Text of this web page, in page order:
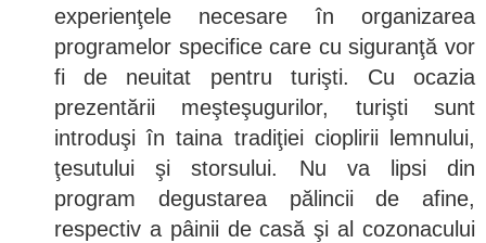
experienţele necesare în organizarea
programelor specifice care cu siguranţă vor
fi de neuitat pentru turişti. Cu ocazia
prezentării meşteşugurilor, turişti sunt
introduşi în taina tradiţiei cioplirii lemnului,
ţesutului şi storsului. Nu va lipsi din
program degustarea pălincii de afine,
respectiv a pâinii de casă şi al cozonacului